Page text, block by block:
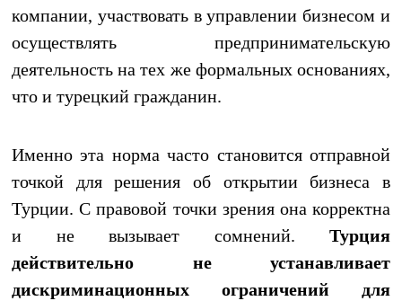
компании, участвовать в управлении бизнесом и
осуществлять предпринимательскую
деятельность на тех же формальных основаниях,
что и турецкий гражданин.
Именно эта норма часто становится отправной
точкой для решения об открытии бизнеса в
Турции. С правовой точки зрения она корректна
и не вызывает сомнений. Турция
действительно не устанавливает
дискриминационных ограничений для